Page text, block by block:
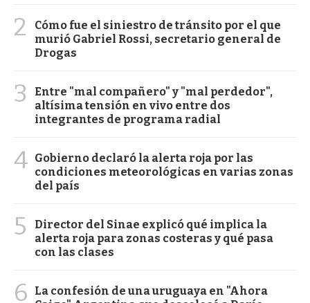
2
Cómo fue el siniestro de tránsito por el que
murió Gabriel Rossi, secretario general de
Drogas
3
Entre "mal compañero" y "mal perdedor",
altísima tensión en vivo entre dos
integrantes de programa radial
4 Gobierno declaró la alerta roja por las
condiciones meteorológicas en varias zonas
del país
5
Director del Sinae explicó qué implica la
alerta roja para zonas costeras y qué pasa
con las clases
6
La confesión de una uruguaya en "Ahora